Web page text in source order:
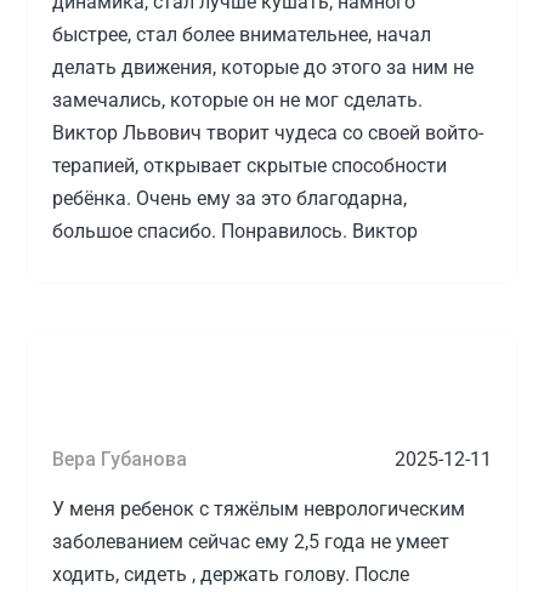
Швецов Виктор Львович
Махонин Денис Александрович
Саидова Рано Ралифовна
меня, как маму ребенка с ДЦП, привлекают
еще и своим человеческим отношением ко
всему. Спасибо всей команде Виктора
Львовича за слаженную, профессиональную
работу, подбор и сохранение высококлассных
специалистов, нацеленных четко на результат!
быстрее, стал более внимательнее, начал
делать движения, которые до этого за ним не
замечались, которые он не мог сделать.
Виктор Львович творит чудеса со своей войто-
терапией, открывает скрытые способности
ребёнка. Очень ему за это благодарна,
большое спасибо. Понравилось. Виктор
Вера Губанова
2025-12-11
У меня ребенок с тяжёлым неврологическим
заболеванием сейчас ему 2,5 года не умеет
ходить, сидеть , держать голову. После